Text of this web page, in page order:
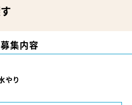
募集内容
やり